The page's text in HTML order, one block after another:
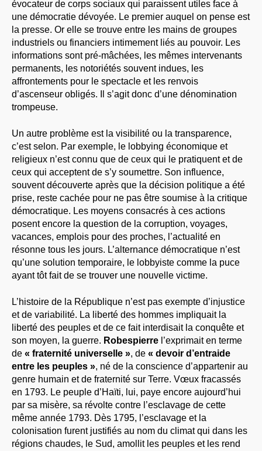
évocateur de corps sociaux qui paraissent utiles face à
une démocratie dévoyée. Le premier auquel on pense est
la presse. Or elle se trouve entre les mains de groupes
industriels ou financiers intimement liés au pouvoir. Les
informations sont pré-mâchées, les mêmes intervenants
permanents, les notoriétés souvent indues, les
affrontements pour le spectacle et les renvois
d’ascenseur obligés. Il s’agit donc d’une dénomination
trompeuse.
Un autre problème est la visibilité ou la transparence,
c’est selon. Par exemple, le lobbying économique et
religieux n’est connu que de ceux qui le pratiquent et de
ceux qui acceptent de s’y soumettre. Son influence,
souvent découverte après que la décision politique a été
prise, reste cachée pour ne pas être soumise à la critique
démocratique. Les moyens consacrés à ces actions
posent encore la question de la corruption, voyages,
vacances, emplois pour des proches, l’actualité en
résonne tous les jours. L’alternance démocratique n’est
qu’une solution temporaire, le lobbyiste comme la puce
ayant tôt fait de se trouver une nouvelle victime.
L’histoire de la République n’est pas exempte d’injustice
et de variabilité. La liberté des hommes impliquait la
liberté des peuples et de ce fait interdisait la conquête et
son moyen, la guerre. Robespierre l’exprimait en terme
de « fraternité universelle », de « devoir d’entraide
entre les peuples », né de la conscience d’appartenir au
genre humain et de fraternité sur Terre. Vœux fracassés
en 1793. Le peuple d’Haïti, lui, paye encore aujourd’hui
par sa misère, sa révolte contre l’esclavage de cette
même année 1793. Dès 1795, l’esclavage et la
colonisation furent justifiés au nom du climat qui dans les
régions chaudes, le Sud, amollit les peuples et les rend